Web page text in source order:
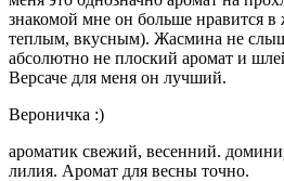
знакомой мне он больше нравится в
теплым, вкусным). Жасмина не
абсолютно не плоский аромат и
Версаче для меня он лучший.
Вероничка :)
ароматик свежий, весенний.
лилия. Аромат для весны точно.